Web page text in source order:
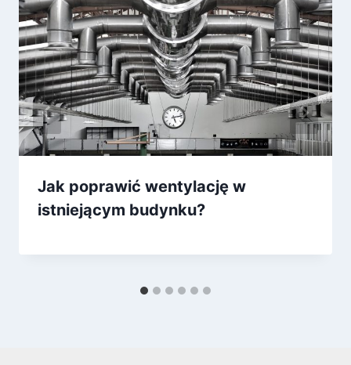
Jak poprawić wentylację w
istniejącym budynku?